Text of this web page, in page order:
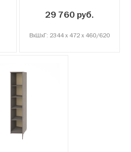
29 760 руб.
ВxШxГ: 2344 x 472 x 460/620